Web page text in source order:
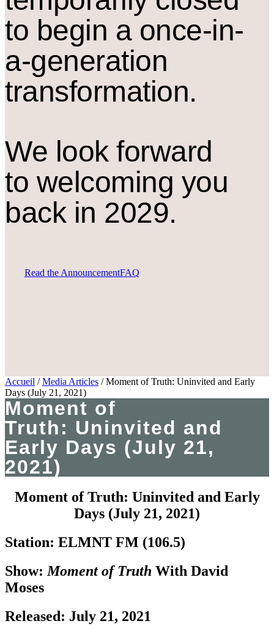
to begin a once-in-
a-generation
transformation.
We look forward
to welcoming you
back in 2029.
Read the AnnouncementFAQ
Accueil / Media Articles / Moment of Truth: Uninvited and Early
Days (July 21, 2021)
Moment of
Truth: Uninvited and
Early Days (July 21,
2021)
Moment of Truth: Uninvited and Early
Days (July 21, 2021)
Station: ELMNT FM (106.5)
Show: Moment of Truth With David
Moses
Released: July 21, 2021